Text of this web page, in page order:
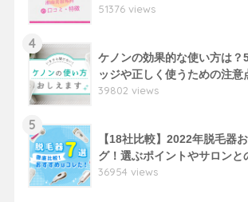
51376 views
4
ケノンの効果的な使い方は？
ッジや正しく使うための注意
39802 views
5
【18社比較】2022年脱毛器
グ！選ぶポイントやサロンと
36954 views